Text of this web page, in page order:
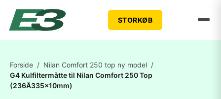
STORKØB
Forside / Nilan Comfort 250 top ny model /
G4 Kulfiltermåtte til Nilan Comfort 250 Top
(236Ã335x10mm)